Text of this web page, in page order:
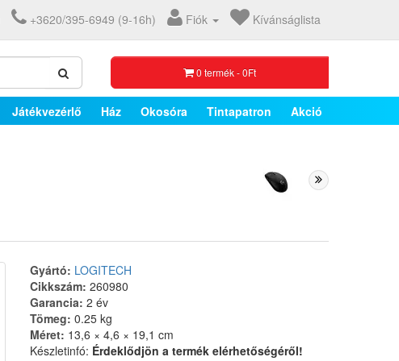
+3620/395-6949 (9-16h) Fiók Kívánságlista
0 termék - 0Ft
Játékvezérlő Ház Okosóra Tintapatron Akció
Gyártó: LOGITECH
Cikkszám: 260980
Garancia: 2 év
Tömeg: 0.25 kg
Méret: 13,6 × 4,6 × 19,1 cm
Készletinfó: Érdeklődjön a termék elérhetőségéről!